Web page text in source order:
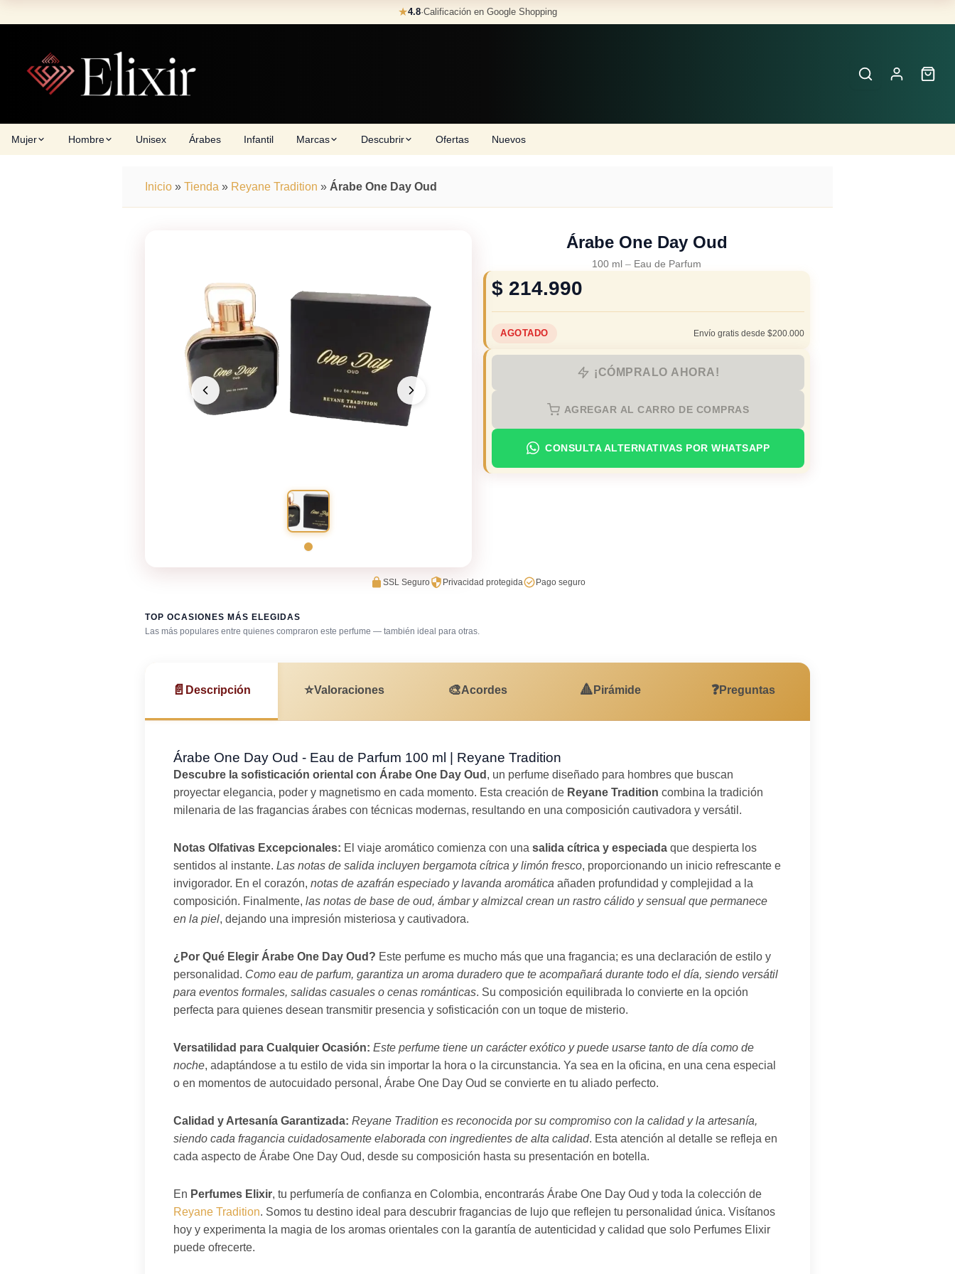
to
★4.8·Calificación en Google Shopping
Mujer Hombre Unisex Árabes Infantil Marcas Descubrir Ofertas Nuevos
Inicio » Tienda » Reyane Tradition » Árabe One Day Oud
Árabe One Day Oud
100 ml – Eau de Parfum
$ 214.990
AGOTADO Envío gratis desde $200.000
¡CÓMPRALO AHORA!
AGREGAR AL CARRO DE COMPRAS
CONSULTA ALTERNATIVAS POR WHATSAPP
SSL Seguro Privacidad protegida Pago seguro
TOP OCASIONES MÁS ELEGIDAS
Las más populares entre quienes compraron este perfume — también ideal para otras.
Bar / cocteles Boda (invitado)
📄 Descripción ⭐Valoraciones 🎨Acordes 🔺 Pirámide ❓Preguntas
Árabe One Day Oud - Eau de Parfum 100 ml | Reyane Tradition
Descubre la sofisticación oriental con Árabe One Day Oud , un perfume diseñado para hombres que buscan
proyectar elegancia, poder y magnetismo en cada momento. Esta creación de Reyane Tradition combina la tradición
milenaria de las fragancias árabes con técnicas modernas, resultando en una composición cautivadora y versátil.
Notas Olfativas Excepcionales: El viaje aromático comienza con una salida cítrica y especiada que despierta los
sentidos al instante. Las notas de salida incluyen bergamota cítrica y limón fresco, proporcionando un inicio refrescante e
invigorador. En el corazón, notas de azafrán especiado y lavanda aromática añaden profundidad y complejidad a la
composición. Finalmente, las notas de base de oud, ámbar y almizcal crean un rastro cálido y sensual que permanece
en la piel, dejando una impresión misteriosa y cautivadora.
¿Por Qué Elegir Árabe One Day Oud? Este perfume es mucho más que una fragancia; es una declaración de estilo y
personalidad. Como eau de parfum, garantiza un aroma duradero que te acompañará durante todo el día, siendo versátil
para eventos formales, salidas casuales o cenas románticas. Su composición equilibrada lo convierte en la opción
perfecta para quienes desean transmitir presencia y sofisticación con un toque de misterio.
Versatilidad para Cualquier Ocasión: Este perfume tiene un carácter exótico y puede usarse tanto de día como de
noche, adaptándose a tu estilo de vida sin importar la hora o la circunstancia. Ya sea en la oficina, en una cena especial
o en momentos de autocuidado personal, Árabe One Day Oud se convierte en tu aliado perfecto.
Calidad y Artesanía Garantizada: Reyane Tradition es reconocida por su compromiso con la calidad y la artesanía,
siendo cada fragancia cuidadosamente elaborada con ingredientes de alta calidad. Esta atención al detalle se refleja en
cada aspecto de Árabe One Day Oud, desde su composición hasta su presentación en botella.
En Perfumes Elixir, tu perfumería de confianza en Colombia, encontrarás Árabe One Day Oud y toda la colección de
Reyane Tradition. Somos tu destino ideal para descubrir fragancias de lujo que reflejen tu personalidad única. Visítanos
hoy y experimenta la magia de los aromas orientales con la garantía de autenticidad y calidad que solo Perfumes Elixir
puede ofrecerte.